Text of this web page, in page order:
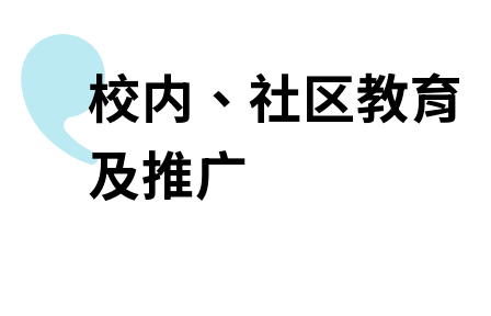
社区教育
多元共融
社区连系
校内、社区教育
及推广